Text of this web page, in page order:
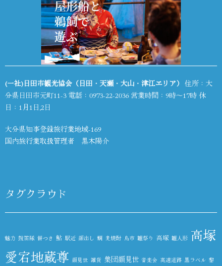
(一社)日田市観光協会（日田・天瀬・大山・津江エリア） 住所：大
分県日田市元町11-3 電話： 0973-22-2036 営業時間：9時～17時 休
日：1月1日,2日
大分県知事登録旅行業地域-169
国内旅行業取扱管理者 黒木陽介
タグクラウド
魅力 鼓笛隊 餅つき 鮎 駅近 顔出し 鯛 麦焼酎 鳥市 雛祭り 高塚 雛人形 高塚
愛宕地蔵尊 顔見世 雑貨 集団顔見世 音楽会 高速道路 黒ラベル 黎